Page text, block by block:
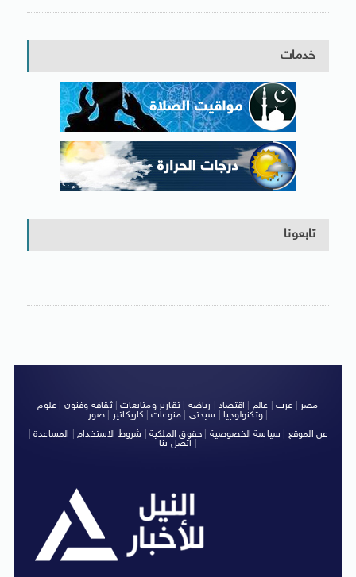
خدمات
تابعونا
مصر عرب عالم اقتصاد رياضة |تقارير ومتابعات|ثقافة وفنون
علوم
وتكنولوجيا| سيدتى منوعات كاريكاتير صور
|
عن الموقع
سياسة الخصوصية حقوق الملكية شروط الاستخدام| المساعدة|
اتصل بنا